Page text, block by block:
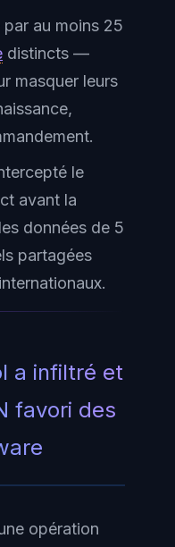
au moins 25
distincts —
masquer leurs
le
avant la
données de 5
partagées
a infiltré et
favori des
opération